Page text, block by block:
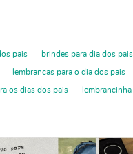
pais brindes para dia dos pais
lembrancas para o dia dos pais
os dias dos pais